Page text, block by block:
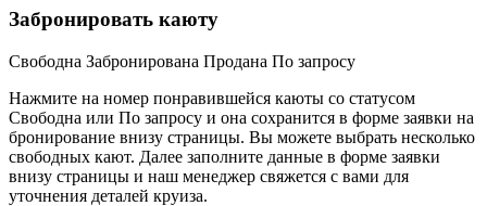
Забронировать каюту
Свободна Забронирована Продана По запросу
Нажмите на номер понравившейся каюты со статусом
Свободна или По запросу и она сохранится в форме заявки на
бронирование внизу страницы. Вы можете выбрать несколько
свободных кают. Далее заполните данные в форме заявки
внизу страницы и наш менеджер свяжется с вами для
уточнения деталей круиза.